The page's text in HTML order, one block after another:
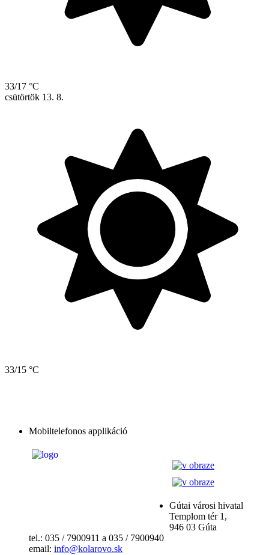
33/17 °C
csütörtök 13. 8.
33/15 °C
Mobiltelefonos applikáció
Gútai városi hivatal
Templom tér 1,
946 03 Gúta
tel.: 035 / 7900911 a 035 / 7900940
email: info@kolarovo.sk